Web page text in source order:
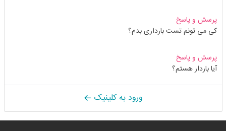
پرسش و پاسخ
کی می تونم تست بارداری بدم؟
پرسش و پاسخ
آیا باردار هستم؟
ورود به کلینیک